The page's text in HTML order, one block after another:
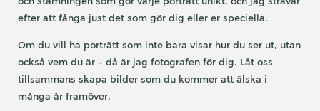
efter att fånga just det som gör dig eller er speciella.
Om du vill ha porträtt som inte bara visar hur du ser ut, utan
också vem du är – då är jag fotografen för dig. Låt oss
tillsammans skapa bilder som du kommer att älska i
många år framöver.